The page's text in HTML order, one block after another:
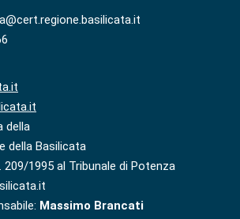
della
della Basilicata
209/1995 al Tribunale di Potenza
Massimo Brancati